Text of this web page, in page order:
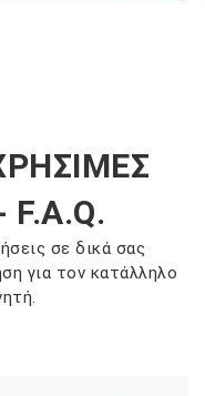
σε δικά σας
για τον κατάλληλο